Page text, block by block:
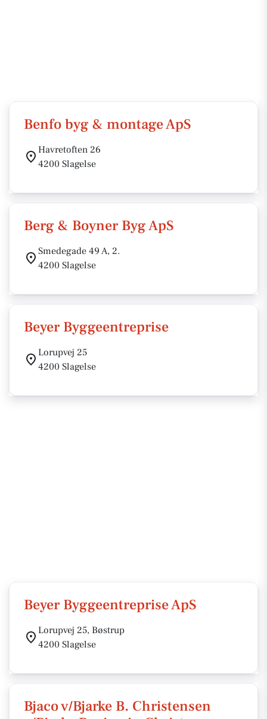
Benfo byg & montage ApS
Havretoften 26
4200 Slagelse
Berg & Boyner Byg ApS
Smedegade 49 A, 2.
4200 Slagelse
Beyer Byggeentreprise
Lorupvej 25
4200 Slagelse
Beyer Byggeentreprise ApS
Lorupvej 25, Bøstrup
4200 Slagelse
Bjaco v/Bjarke B. Christensen